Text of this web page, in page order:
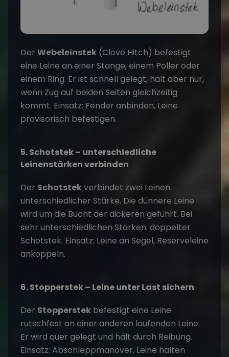
Der Webeleinstek (Clove Hitch) befestigt
eine Leine an einer Stange, einem Poller oder
einem Ring. Er ist schnell gelegt, hält aber nur,
wenn Zug auf beiden Seiten gleichzeitig
kommt. Einsatz: Fender anbinden, Leine
provisorisch befestigen.
5. Schotstek – unterschiedliche
Leinenstärken verbinden
Der Schotstekverbindet zwei Leinen
unterschiedlicher Stärke. Die dünnere Leine
wird um die Bucht der dickeren geführt. Bei
sehr unterschiedlichen Stärken: doppelter
Schotstek. Einsatz: Leine an Segel, Reserveleine
ankoppeln.
6. Stopperstek – Leine unter Last sichern
Der Stopperstek befestigt eine Leine
rutschfest an einer anderen laufenden Leine.
Er wird quer gelegt und hält durch Reibung.
Einsatz: Abschleppmanöver, Leine halten